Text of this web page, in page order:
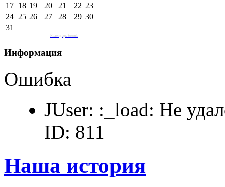
17 18 19 20 21 22 23
24 25 26 27 28 29 30
31
Календарь Joomla
Информация
Ошибка
JUser: :_load: Не
ID: 811
Наша история